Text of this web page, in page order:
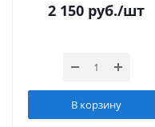
2 150 руб./шт
В корзину